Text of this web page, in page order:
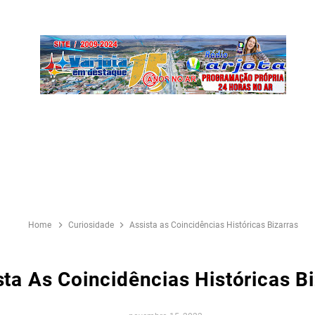
Home Curiosidade Assista as Coincidências Históricas Bizarras
As Coincidências Históricas